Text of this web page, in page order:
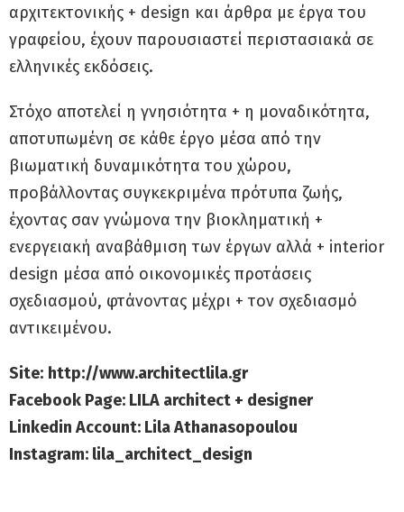
αρχιτεκτονικής + design και άρθρα με έργα του
γραφείου, έχουν παρουσιαστεί περιστασιακά σε
ελληνικές εκδόσεις.
Στόχο αποτελεί η γνησιότητα + η μοναδικότητα,
αποτυπωμένη σε κάθε έργο μέσα από την
βιωματική δυναμικότητα του χώρου,
προβάλλοντας συγκεκριμένα πρότυπα ζωής,
έχοντας σαν γνώμονα την βιοκληματική +
ενεργειακή αναβάθμιση των έργων αλλά + interior
design μέσα από οικονομικές προτάσεις
σχεδιασμού, φτάνοντας μέχρι + τον σχεδιασμό
αντικειμένου.
Site: http://www.architectlila.gr
Facebook Page: LILA architect + designer
Linkedin Account: Lila Athanasopoulou
Instagram: lila_architect_design